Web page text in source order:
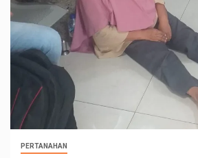
PERTANAHAN